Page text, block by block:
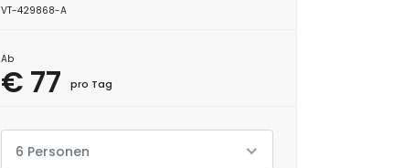
VT-429868-A
Ab
€ 77 pro Tag
6 Personen